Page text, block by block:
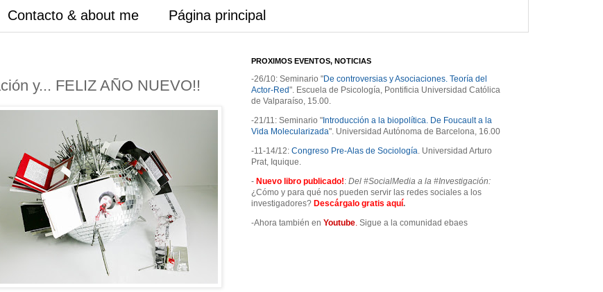
Contacto & about me Página principal
y... FELIZ AÑO NUEVO!!
PROXIMOS EVENTOS, NOTICIAS
-26/10: Seminario "De controversias y Asociaciones. Teoría del
Actor-Red". Escuela de Psicología, Pontificia Universidad Católica
de Valparaíso, 15.00.
-21/11: Seminario " Introducción a la biopolítica. De Foucault a la
Vida Molecularizada". Universidad Autónoma de Barcelona, 16.00
-11-14/12: Congreso Pre-Alas de Sociología. Universidad Arturo
Prat, Iquique.
- Nuevo libro publicado!: Del #SocialMedia a la #Investigación:
¿Cómo y para qué nos pueden servir las redes sociales a los
investigadores? Descárgalo gratis aquí.
-Ahora también en Youtube. Sigue a la comunidad ebaes